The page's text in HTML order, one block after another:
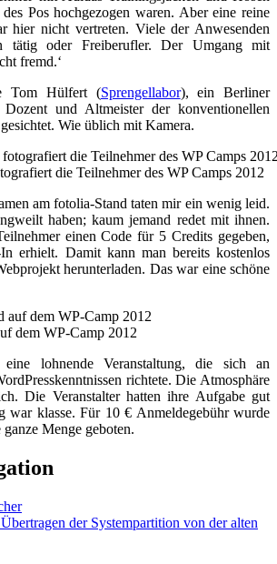
Pos hochgezogen waren. Aber eine reine
hier nicht vertreten. Viele der Anwesenden
tätig oder Freiberufler. Der Umgang mit
fremd.‘
Tom Hülfert (Sprengellabor), ein Berliner
und Altmeister der konventionellen
Wie üblich mit Kamera.
die Teilnehmer des WP Camps 2012
am fotolia-Stand taten mir ein wenig leid.
haben; kaum jemand redet mit ihnen.
einen Code für 5 Credits gegeben,
erhielt. Damit kann man bereits kostenlos
herunterladen. Das war eine schöne
dem WP-Camp 2012
lohnende Veranstaltung, die sich an
richtete. Die Atmosphäre
Die Veranstalter hatten ihre Aufgabe gut
war klasse. Für 10 € Anmeldegebühr wurde
Menge geboten.
der Systempartition von der alten